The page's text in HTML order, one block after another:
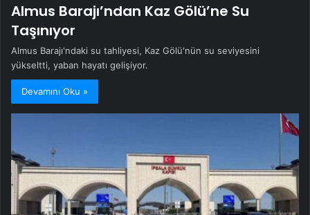
Almus Barajı’ndan Kaz Gölü’ne Su
Taşınıyor
Almus Barajı'ndaki su tahliyesi, Kaz Gölü'nün su seviyesini
yükseltti, yaban hayatı gelişiyor.
Devamını Oku »